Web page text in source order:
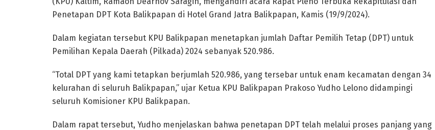
Penetapan DPT Kota Balikpapan di Hotel Grand Jatra Balikpapan, Kamis (19/9/2024).
Dalam kegiatan tersebut KPU Balikpapan menetapkan jumlah Daftar Pemilih Tetap (DPT) untuk
Pemilihan Kepala Daerah (Pilkada) 2024 sebanyak 520.986.
“Total DPT yang kami tetapkan berjumlah 520.986, yang tersebar untuk enam kecamatan dengan 34
kelurahan di seluruh Balikpapan,” ujar Ketua KPU Balikpapan Prakoso Yudho Lelono didampingi
seluruh Komisioner KPU Balikpapan.
Dalam rapat tersebut, Yudho menjelaskan bahwa penetapan DPT telah melalui proses panjang yang